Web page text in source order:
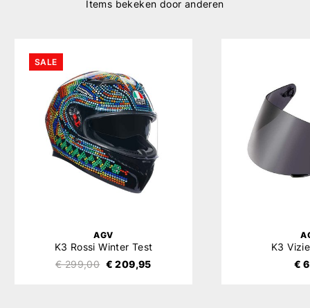
Items bekeken door anderen
SALE
AGV
K3 Rossi Winter Test
€ 299,00 € 209,95
K3
€